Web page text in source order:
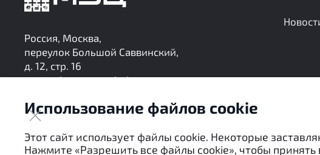
Россия, Москва,
переулок Большой Саввинский,
д. 12, стр. 16
research@mec-analytics.ru
Использование файлов cookie
Этот сайт использует файлы cookie. Некоторые
Нажмите «Разрешить все файлы cookie», чтобы